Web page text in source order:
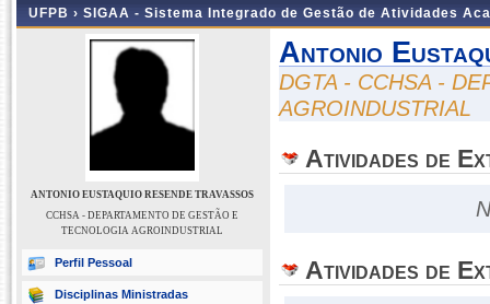
UFPB › SIGAA - Sistema Integrado de Gestão de Atividades
ANTONIO EUSTAQUIO RESENDE TRAVASSOS
CCHSA - DEPARTAMENTO DE GESTÃO E
TECNOLOGIA AGROINDUSTRIAL
Perfil Pessoal
Disciplinas Ministradas
Antonio
DGTA - CCHSA -
AGROINDUSTRIAL
Atividades de
Atividades de